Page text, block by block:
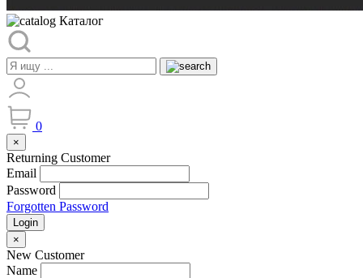
Каталог
0
×
Returning Customer
Email
Password
Forgotten Password
Login
×
New Customer
Name